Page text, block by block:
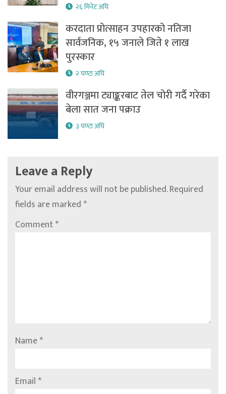
२६ मिनेट अघि
करदाता प्रोत्साहन उपहारको नतिजा
सार्वजनिक, १५ जनाले जिते १ लाख
पुरस्कार
२ घण्टा अघि
वीरगञ्जमा ट्याङ्करबाट तेल चोरी गर्दै गरेका
बेला सात जना पक्राउ
३ घण्टा अघि
Leave a Reply
Your email address will not be published.Required
fields are marked*
Comment*
Name*
Email*